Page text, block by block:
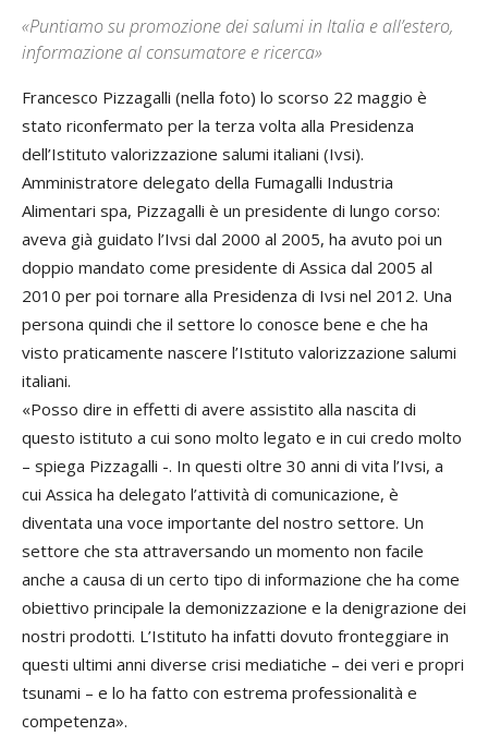
«Puntiamo su promozione dei salumi in Italia e all’estero,
informazione al consumatore e ricerca»
Francesco Pizzagalli (nella foto) lo scorso 22 maggio è
stato riconfermato per la terza volta alla Presidenza
dell’Istituto valorizzazione salumi italiani (Ivsi).
Amministratore delegato della Fumagalli Industria
Alimentari spa, Pizzagalli è un presidente di lungo corso:
aveva già guidato l’Ivsi dal 2000 al 2005, ha avuto poi un
doppio mandato come presidente di Assica dal 2005 al
2010 per poi tornare alla Presidenza di Ivsi nel 2012. Una
persona quindi che il settore lo conosce bene e che ha
visto praticamente nascere l’Istituto valorizzazione salumi
italiani.
«Posso dire in effetti di avere assistito alla nascita di
questo istituto a cui sono molto legato e in cui credo molto
– spiega Pizzagalli -. In questi oltre 30 anni di vita l’Ivsi, a
cui Assica ha delegato l’attività di comunicazione, è
diventata una voce importante del nostro settore. Un
settore che sta attraversando un momento non facile
anche a causa di un certo tipo di informazione che ha come
obiettivo principale la demonizzazione e la denigrazione dei
nostri prodotti. L’Istituto ha infatti dovuto fronteggiare in
questi ultimi anni diverse crisi mediatiche – dei veri e propri
tsunami – e lo ha fatto con estrema professionalità e
competenza».